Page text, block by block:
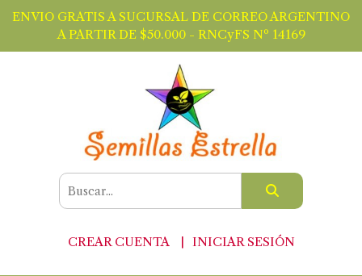
ENVIO GRATIS A SUCURSAL DE CORREO ARGENTINO
A PARTIR DE $50.000 - RNCyFS Nº 14169
CREAR CUENTA INICIAR SESIÓN